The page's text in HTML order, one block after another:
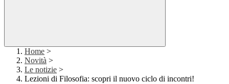
Home >
Novità >
Le notizie >
Lezioni di Filosofia: scopri il nuovo ciclo di incontri!